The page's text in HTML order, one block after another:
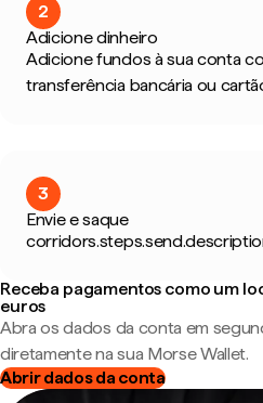
2
Adicione dinheiro
Adicione fundos à sua conta
transferência bancária ou
3
Envie e saque
Receba pagamentos como um
euros
Abra os dados da conta em
diretamente na sua Morse Wallet.
Abrir dados da conta